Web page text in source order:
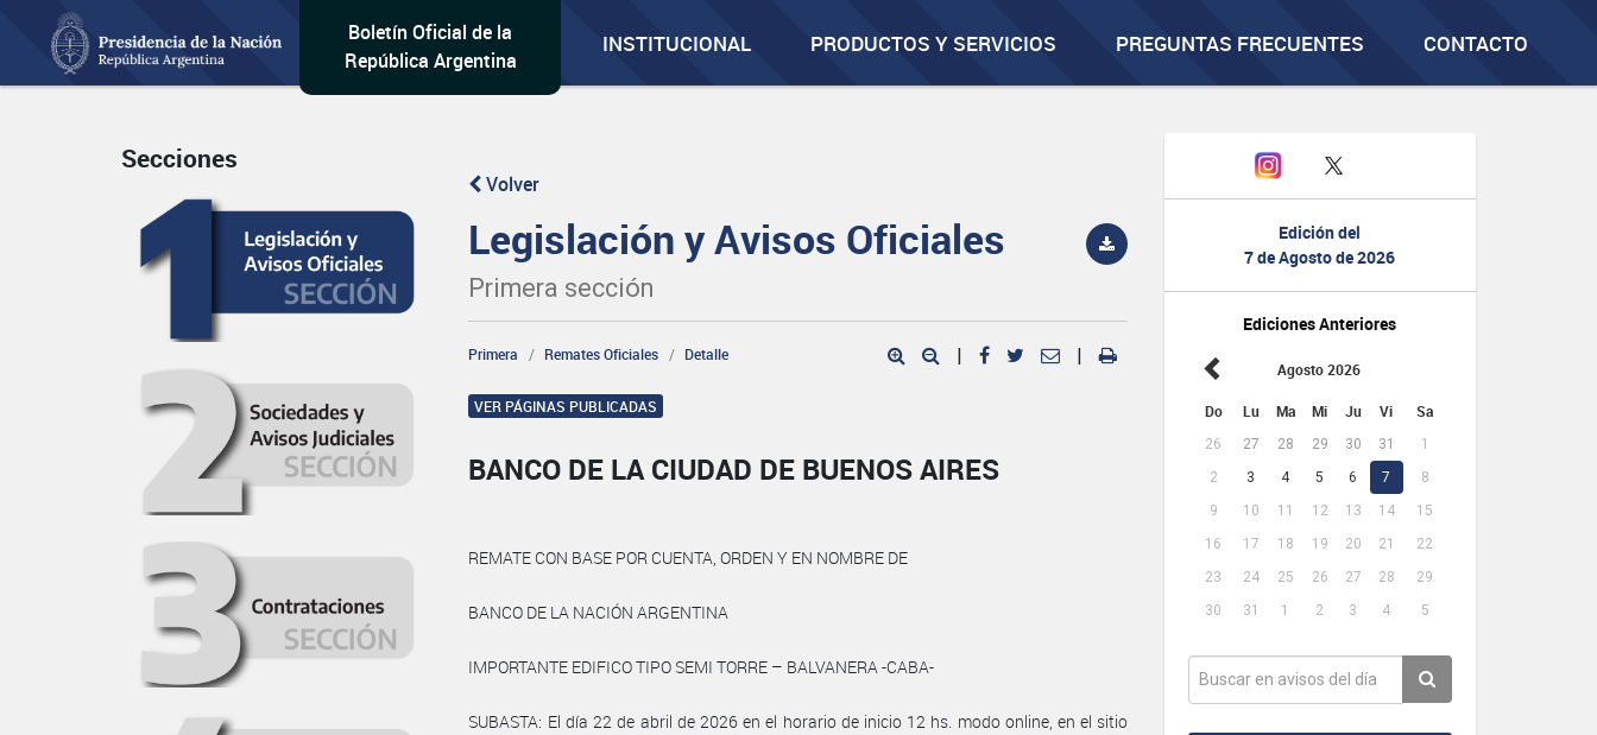
Boletín Oficial de la
República Argentina
INSTITUCIONAL PRODUCTOS Y SERVICIOS PREGUNTAS FRECUENTES CONTACTO
Edición del
7 de Agosto de 2026
Ediciones Anteriores
Agosto 2026
Do Lu Ma Mi Ju Vi Sa
26 27 28 29 30 31
1
2
3 4 5 6 7
8
9
10 11 12 13 14
15
16
17 18 19 20 21
22
23
24 25 26 27 28
29
30
31 1 2 3 4 5
Secciones
Volver
Legislación y Avisos Oficiales
Primera sección
Primera Remates Oficiales Detalle | |
VER PÁGINAS PUBLICADAS
BANCO DE LA CIUDAD DE BUENOS AIRES
REMATE CON BASE POR CUENTA, ORDEN Y EN NOMBRE DE
BANCO DE LA NACIÓN ARGENTINA
IMPORTANTE EDIFICO TIPO SEMI TORRE – BALVANERA -CABA-
SUBASTA: El día 22 de abril de 2026 en el horario de inicio 12 hs. modo online, en el sitio